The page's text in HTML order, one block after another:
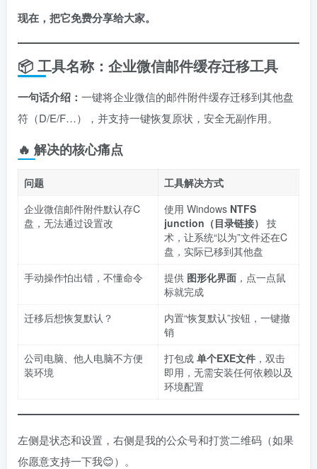
现在，把它免费分享给大家。
📦 工具名称：企业微信邮件缓存迁移工具
一句话介绍： 一键将企业微信的邮件附件缓存迁移到其他盘
符（D/E/F…），并支持一键恢复原状，安全无副作用。
🔥 解决的核心痛点
问题
工具解决方式
企业微信邮件附件默认存C
盘，无法通过设置改
使用 Windows NTFS
junction（目录链接） 技
术，让系统“以为”文件还在C
盘，实际已移到其他盘
手动操作怕出错，不懂命令
提供 图形化界面 ，点一点鼠
标就完成
迁移后想恢复默认？
内置“恢复默认”按钮，一键撤
销
公司电脑、他人电脑不方便
装环境
打包成 单个EXE文件 ，双击
即用，无需安装任何依赖以及
环境配置
左侧是状态和设置，右侧是我的公众号和打赏二维码（如果
你愿意支持一下我😊）。